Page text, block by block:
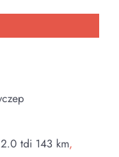
tdi 143 km,